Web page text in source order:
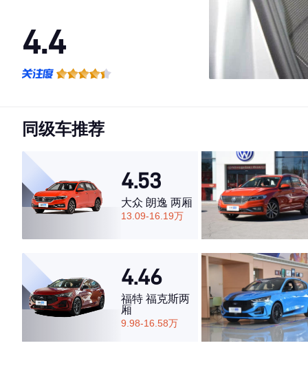
4.4
·空间表现一般，低于82%同级车
同级车推荐
4.53
大众 朗逸 两厢
13.09-16.19万
4.46
福特 福克斯两
厢
9.98-16.58万